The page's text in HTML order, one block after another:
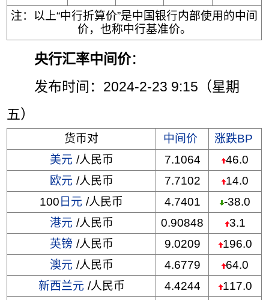
注：以上“中行折算价”是中国银行内部使用的中间
价，也称中行基准价。
央行汇率中间价：
发布时间：2024-2-23 9:15（星期
五）
货币对 中间价
涨跌BP
美元 /人民币 7.1064
46.0
欧元 /人民币 7.7102
14.0
100 日元 /人民币 4.7401
-38.0
港元 /人民币 0.90848
3.1
英镑 /人民币 9.0209
196.0
澳元 /人民币 4.6779
64.0
新西兰元 /人民币 4.4244
117.0